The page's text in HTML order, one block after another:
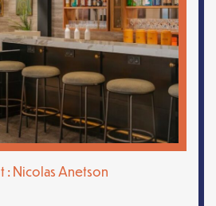
: Nicolas Anetson